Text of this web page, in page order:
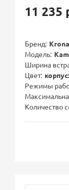
11 235
Бренд Krona
Модель
Ширина
Цвет
Режимы
Количество